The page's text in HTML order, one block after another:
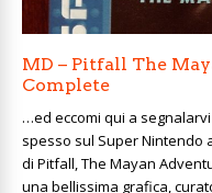
MD – Pitfall The
Complete
…ed eccomi qui a
spesso sul Super Nintendo
di Pitfall, The Mayan
una bellissima grafica,